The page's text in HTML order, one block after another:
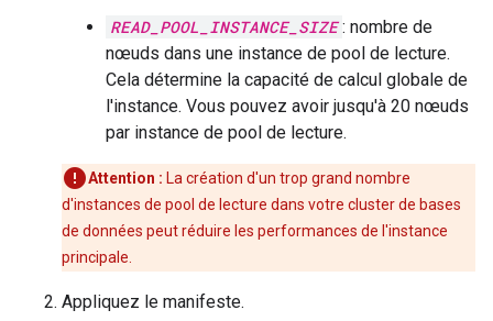
READ_POOL_INSTANCE_SIZE : nombre de
nœuds dans une instance de pool de lecture.
Cela détermine la capacité de calcul globale de
l'instance. Vous pouvez avoir jusqu'à 20 nœuds
par instance de pool de lecture.
Attention : La création d'un trop grand nombre
d'instances de pool de lecture dans votre cluster de bases
de données peut réduire les performances de l'instance
principale.
Appliquez le manifeste.